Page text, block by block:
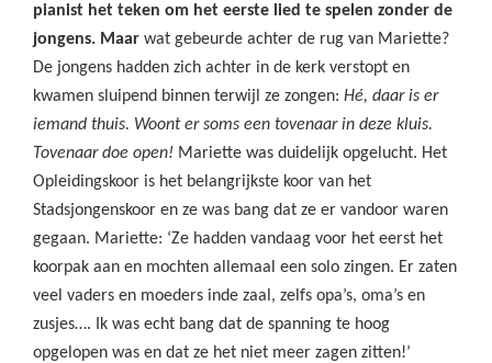
pianist het teken om het eerste lied te spelen zonder de
jongens. Maar wat gebeurde achter de rug van Mariette?
De jongens hadden zich achter in de kerk verstopt en
kwamen sluipend binnen terwijl ze zongen: Hé, daar is er
iemand thuis. Woont er soms een tovenaar in deze kluis.
Tovenaar doe open! Mariette was duidelijk opgelucht. Het
Opleidingskoor is het belangrijkste koor van het
Stadsjongenskoor en ze was bang dat ze er vandoor waren
gegaan. Mariette: ‘Ze hadden vandaag voor het eerst het
koorpak aan en mochten allemaal een solo zingen. Er zaten
veel vaders en moeders inde zaal, zelfs opa’s, oma’s en
zusjes…. Ik was echt bang dat de spanning te hoog
opgelopen was en dat ze het niet meer zagen zitten!’